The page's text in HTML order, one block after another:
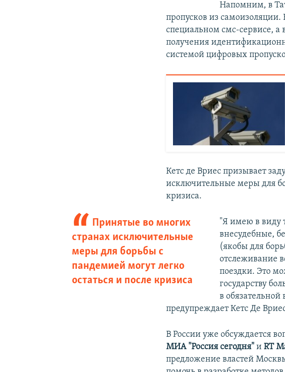
Напомним, в
пропусков из самоизоляции.
специальном смс-сервисе, а
получения
системой цифровых
Кетс де Вриес призывает
исключительные меры для
кризиса.
Принятые во многих
странах исключительные
меры для борьбы с
пандемией могут легко
остаться и после кризиса
"Я имею в виду
внесудебные,
(якобы для
отслеживание
поездки. Это
государству
в
предупреждает Кетс Де
В России уже обсуждается
МИА "Россия сегодня" иRT
предложение властей